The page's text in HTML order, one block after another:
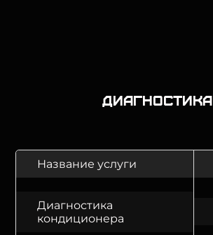
Диагностика
Название услуги
Диагностика
кондиционера